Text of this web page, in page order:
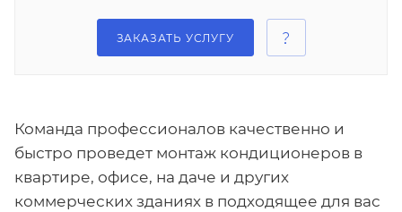
ЗАКАЗАТЬ УСЛУГУ
Команда профессионалов качественно и
быстро проведет монтаж кондиционеров в
квартире, офисе, на даче и других
коммерческих зданиях в подходящее для вас